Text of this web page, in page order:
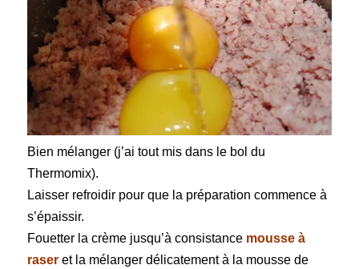
Bien mélanger(j’ai tout mis dans le bol du
Thermomix).
Laisser refroidirpour que la préparation commence à
s’épaissir.
Fouetter la crèmejusqu’à consistance mousse à
raser et la mélanger délicatement à la mousse de